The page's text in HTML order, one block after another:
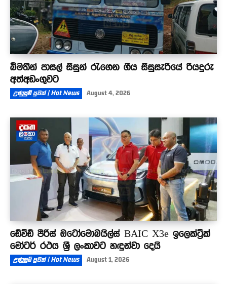
බීමතින් පාසල් සිසුන් රැගෙන ගිය සිසුසැරියේ රියදුරු
අත්අඩංගුවට
උණුසුම් පුවත් | Hot News August 4, 2026
ඩේවිඩ් පීරිස් ඔටෝමොබයිල්ස් BAIC X3e ඉලෙක්ට්‍රික්
මෝටර් රථය ශ්‍රී ලංකාවට හඳුන්වා දෙයි
උණුසුම් පුවත් | Hot News August 1, 2026